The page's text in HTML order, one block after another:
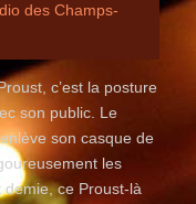
des Champs-
c’est la posture
son public. Le
son casque de
les
ce Proust-là